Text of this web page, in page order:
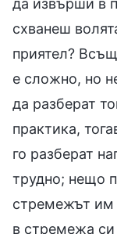
схванеш
приятел?
е сложно, но
да разберат
практика,
го разберат
трудно; нещо
стремежът им
в стремежа